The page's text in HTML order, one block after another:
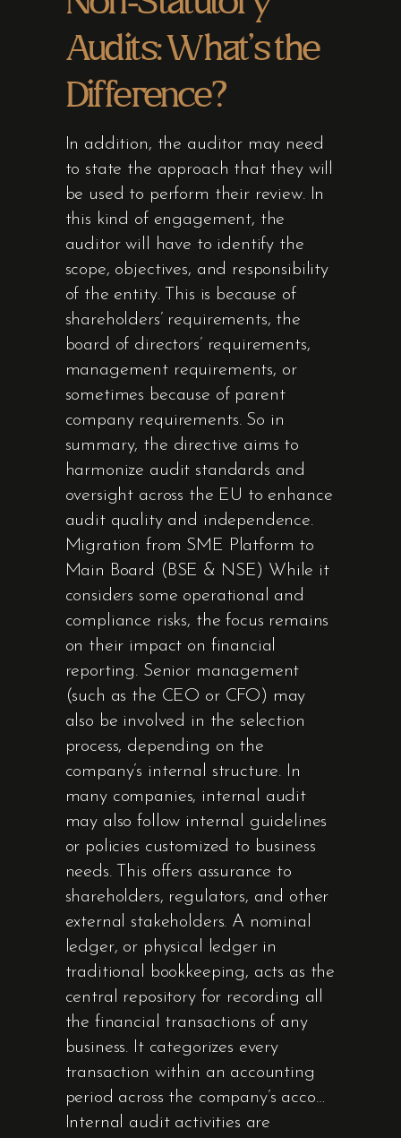
Audits: What’s the
Difference?
In addition, the auditor may need
to state the approach that they will
be used to perform their review. In
this kind of engagement, the
auditor will have to identify the
scope, objectives, and responsibility
of the entity. This is because of
shareholders’ requirements, the
board of directors’ requirements,
management requirements, or
sometimes because of parent
company requirements. So in
summary, the directive aims to
harmonize audit standards and
oversight across the EU to enhance
audit quality and independence.
Migration from SME Platform to
Main Board (BSE & NSE) While it
considers some operational and
compliance risks, the focus remains
on their impact on financial
reporting. Senior management
(such as the CEO or CFO) may
also be involved in the selection
process, depending on the
company’s internal structure. In
many companies, internal audit
may also follow internal guidelines
or policies customized to business
needs. This offers assurance to
shareholders, regulators, and other
external stakeholders. A nominal
ledger, or physical ledger in
traditional bookkeeping, acts as the
central repository for recording all
the financial transactions of any
business. It categorizes every
transaction within an accounting
period across the company’s acco…
Internal audit activities are